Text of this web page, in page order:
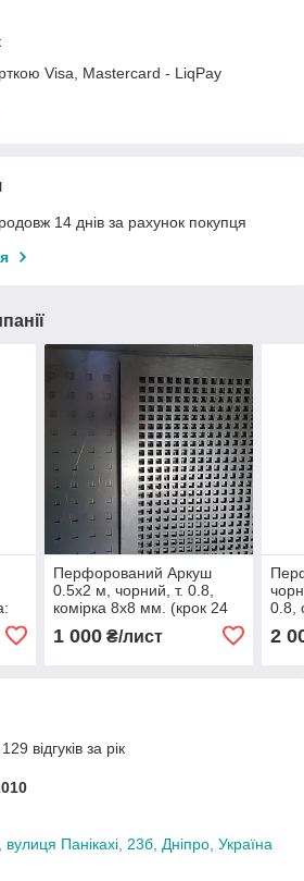
Visa, Mastercard - LiqPay
14 днів за рахунок покупця
Перфорований Аркуш
0.5х2 м, чорний, т. 0.8,
комірка 8х8 мм. (крок 24
1 000₴/лист
0.8,
2
відгуків за рік
Панікахі, 23б, Дніпро, Україна